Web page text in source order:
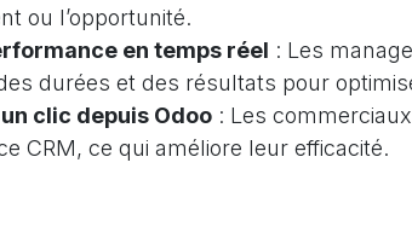
ou l’opportunité.
en temps réel : Les
durées et des résultats pour
clic depuis Odoo : Les
CRM, ce qui améliore leur efficacité.